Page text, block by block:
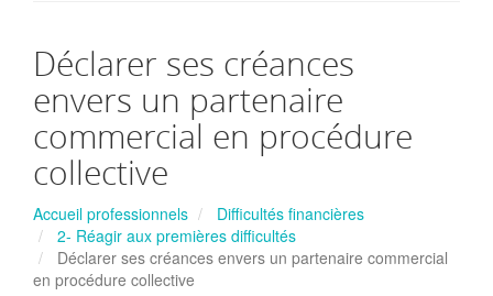
Déclarer ses créances
envers un partenaire
commercial en procédure
collective
Accueil professionnels
Difficultés financières
2- Réagir aux premières difficultés
Déclarer ses créances envers un partenaire commercial
en procédure collective